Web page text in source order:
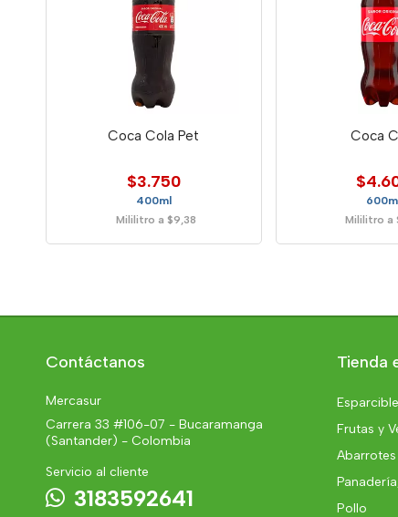
Coca Cola Pet
$3.750
400ml
Mililitro a $9,38
Coca
Mililitro a
Contáctanos
Mercasur
Carrera 33 #106-07 - Bucaramanga
(Santander) - Colombia
Servicio al cliente
3183592641
Tienda
Frutas y
Abarrotes
Pollo